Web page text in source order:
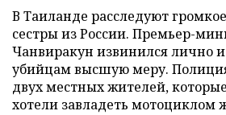
В Таиланде расследуют
сестры из России. Премьер-
Чанвиракун извинился лично
убийцам высшую меру.
двух местных жителей,
хотели завладеть мотоциклом